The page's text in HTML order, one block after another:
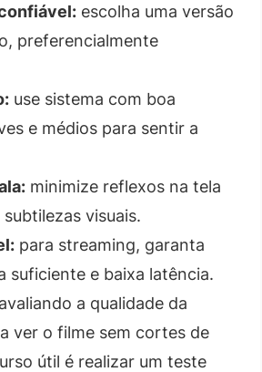
escolha uma versão
preferencialmente
use sistema com boa
e médios para sentir a
minimize reflexos na tela
visuais.
para streaming, garanta
suficiente e baixa latência.
a qualidade da
ver o filme sem cortes de
útil é realizar um teste